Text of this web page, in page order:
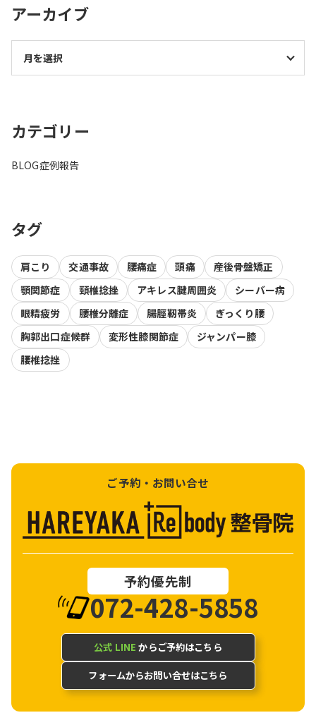
アーカイブ
カテゴリー
BLOG症例報告
タグ
肩こり 交通事故 腰痛症 頭痛
産後骨盤矯正
顎関節症
頸椎捻挫 アキレス腱周囲炎
シーバー病
眼精疲労
腰椎分離症 腸脛靭帯炎
ぎっくり腰
胸郭出口症候群
変形性膝関節症
ジャンパー膝
腰椎捻挫
ご予約・お問い合せ
予約優先制
072-428-5858
公式 LINE からご予約はこちら
フォームからお問い合せはこちら